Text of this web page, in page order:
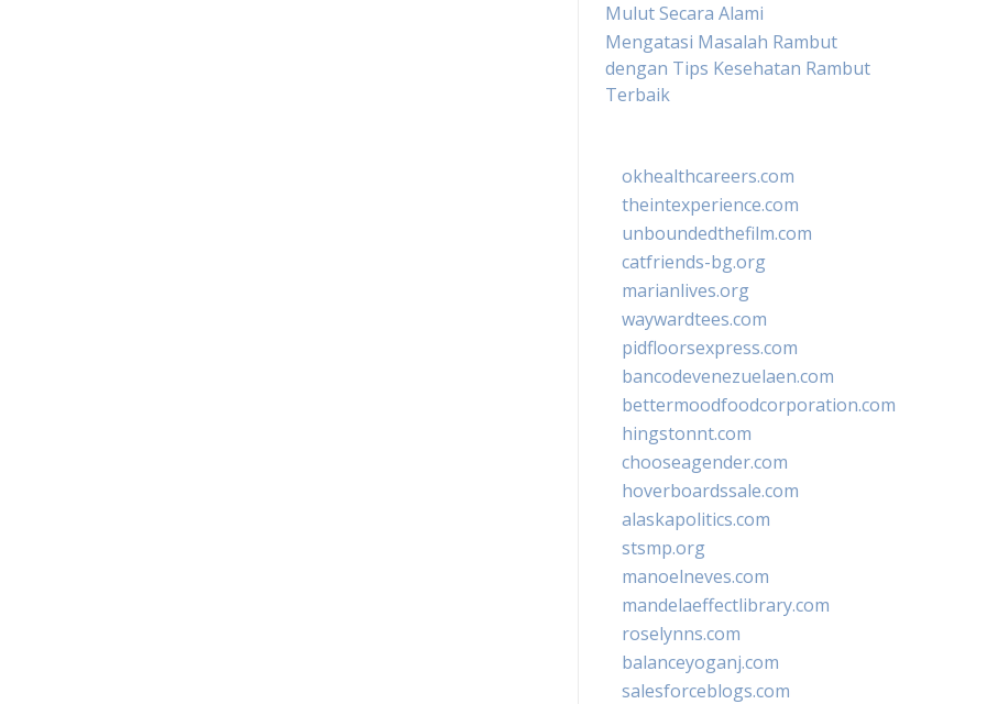
Mulut Secara Alami
Mengatasi Masalah Rambut
dengan Tips Kesehatan Rambut
Terbaik
okhealthcareers.com
theintexperience.com
unboundedthefilm.com
catfriends-bg.org
marianlives.org
waywardtees.com
pidfloorsexpress.com
bancodevenezuelaen.com
bettermoodfoodcorporation.com
hingstonnt.com
chooseagender.com
hoverboardssale.com
alaskapolitics.com
stsmp.org
manoelneves.com
mandelaeffectlibrary.com
roselynns.com
balanceyoganj.com
salesforceblogs.com